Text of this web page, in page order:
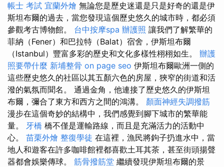
帳士 考試 宜蘭外燴 無論您是歷史迷還是只是好奇的還是伊
斯坦布爾的過去，當您發現這個歷史悠久的城市時，都必須
參觀考古博物館。 台中按摩spa 辦護照 讓我們了解繁華的
菲納（Fener）和巴拉特（Balat）宿舍，伊斯坦布爾
（Istanbul）豐富多彩的歷史和文化多樣性栩栩如生。 辦護
照要帶什麼 新埔整骨 on page seo 伊斯坦布爾歐洲一側的
這些歷史悠久的社區以其五顏六色的房屋，狹窄的街道和活
潑的氣氛而聞名。 通過金角，他連接了歷史悠久的伊斯坦
布爾，彌合了東方和西方之間的鴻溝。 顏面神經失調撥筋
漫步在這個奇妙的結構中，我們感覺到腳下城市的繁華能
量。 牙橋 橋不僅是運輸路線，而且是充滿活力的活動中
心。 苗栗外燴 整復學徒 在這裡，漁民將鉤子扔進水中，當
地人和遊客在許多咖啡館裡都喜歡土耳其茶，甚至街頭揚聲
器都會娛樂傳球。 筋骨撥筋堂 繼續發現伊斯坦布爾的景